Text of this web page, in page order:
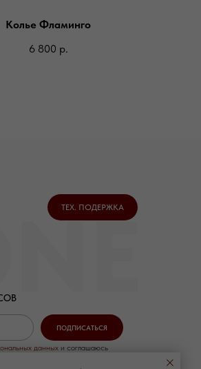
Колье Фламинго
6 800 р.
ТЕХ. ПОДЕРЖКА
данных и соглашаюсь
ПОДПИСАТЬСЯ